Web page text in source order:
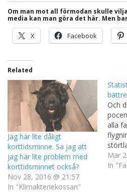
Om man mot all förmodan skulle
media kan man göra det här. Men
X Facebook
Related
Jag har lite dåligt
korttidsminne. Sa jag att
jag har lite problem med
korttidsminnet också?
Nov 28, 2016 @ 21:57
In "Klimakteriekossan"
bättre
Och
alla
har
Mar
In